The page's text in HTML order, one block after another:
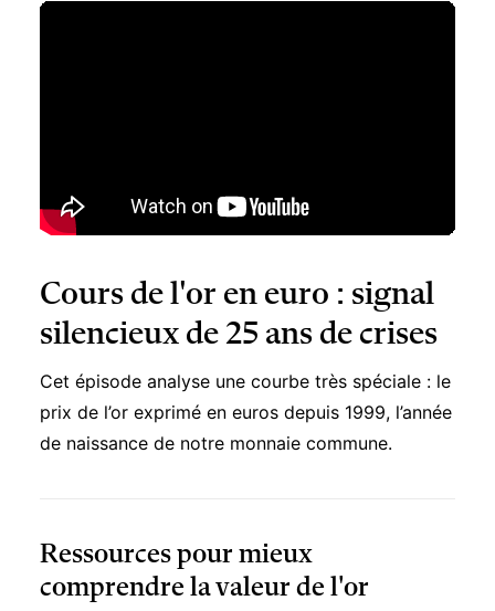
Cours de l'or en euro : signal
silencieux de 25 ans de crises
Cet épisode analyse une courbe très spéciale : le
prix de l’or exprimé en euros depuis 1999, l’année
de naissance de notre monnaie commune.
Ressources pour mieux
comprendre la valeur de l'or